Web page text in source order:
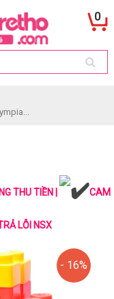
0
THU TIỀN | CAM
LỖI NSX
- 16%